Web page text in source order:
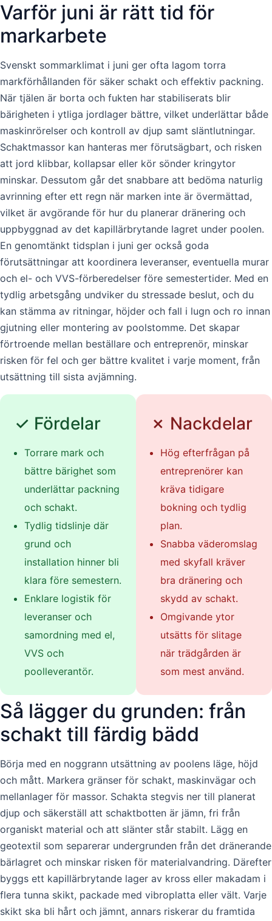
Varför juni är rätt tid för
markarbete
Svenskt sommarklimat i juni ger ofta lagom torra
markförhållanden för säker schakt och effektiv packning.
När tjälen är borta och fukten har stabiliserats blir
bärigheten i ytliga jordlager bättre, vilket underlättar både
maskinrörelser och kontroll av djup samt släntlutningar.
Schaktmassor kan hanteras mer förutsägbart, och risken
att jord klibbar, kollapsar eller kör sönder kringytor
minskar. Dessutom går det snabbare att bedöma naturlig
avrinning efter ett regn när marken inte är övermättad,
vilket är avgörande för hur du planerar dränering och
uppbyggnad av det kapillärbrytande lagret under poolen.
En genomtänkt tidsplan i juni ger också goda
förutsättningar att koordinera leveranser, eventuella murar
och el- och VVS-förberedelser före semestertider. Med en
tydlig arbetsgång undviker du stressade beslut, och du
kan stämma av ritningar, höjder och fall i lugn och ro innan
gjutning eller montering av poolstomme. Det skapar
förtroende mellan beställare och entreprenör, minskar
risken för fel och ger bättre kvalitet i varje moment, från
utsättning till sista avjämning.
✓ Fördelar
Torrare mark och
bättre bärighet som
underlättar packning
och schakt.
Tydlig tidslinje där
grund och
installation hinner bli
klara före semestern.
Enklare logistik för
leveranser och
samordning med el,
VVS och
poolleverantör.
✗ Nackdelar
Hög efterfrågan på
entreprenörer kan
kräva tidigare
bokning och tydlig
plan.
Snabba väderomslag
med skyfall kräver
bra dränering och
skydd av schakt.
Omgivande ytor
utsätts för slitage
när trädgården är
som mest använd.
Så lägger du grunden: från
schakt till färdig bädd
Börja med en noggrann utsättning av poolens läge, höjd
och mått. Markera gränser för schakt, maskinvägar och
mellanlager för massor. Schakta stegvis ner till planerat
djup och säkerställ att schaktbotten är jämn, fri från
organiskt material och att slänter står stabilt. Lägg en
geotextil som separerar undergrunden från det dränerande
bärlagret och minskar risken för materialvandring. Därefter
byggs ett kapillärbrytande lager av kross eller makadam i
flera tunna skikt, packade med vibroplatta eller vält. Varje
skikt ska bli hårt och jämnt, annars riskerar du framtida